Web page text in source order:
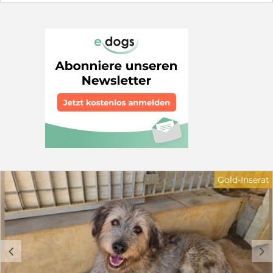
es schwer, sich im Rudel durchzusetzen. Sie liegt nur
Zuhause in ruhiger Wohnlage. Sie sollten über
Hundeerfahrung verfügen. Kinder sollten 12 Jahre oder
älter sein. Schön wäre ein sozialer Hundekumpel, der ihr
zeigt, wie schön das Leben sein kann. Wer hilft
Castagna und schenkt ihr ein Körbchen, sei es für
immer oder auf Zeit in Form von einer Pflegestelle. Sie
braucht dringend unsere Hilfe. Haben Sie Fragen zu
Castagna? Dann freue ich mich über ihre
Kontaktaufnahme: Petra Niebuhr 0171 1246032 Email:
petra.niebuhr@furbys-fellfreunde.de Alle Hunde sind
registrierten Transport. Die Hunde reisen mit Traces.
c d
Gold-Inserat